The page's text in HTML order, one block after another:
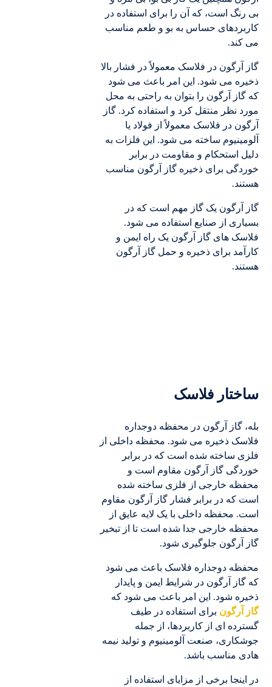
بی رنگ است، که آن را برای استفاده در
کاربردهای حساس به بو و طعم مناسب
می کند.
گاز آرگون در فلاسک معمولاً در فشار بالا
ذخیره می شود. این امر باعث می شود
که گاز آرگون را بتوان به راحتی به محل
مورد نظر منتقل کرد و استفاده کرد. گاز
آرگون در فلاسک معمولاً از فولاد یا
آلومینیوم ساخته می شود. این فلزات به
دلیل استحکام و مقاومت در برابر
خوردگی برای ذخیره گاز آرگون مناسب
هستند.
گاز آرگون یک گاز مهم است که در
بسیاری از صنایع استفاده می شود.
فلاسک های گاز آرگون یک راه ایمن و
کارآمد برای ذخیره و حمل گاز آرگون
هستند.
ساختار فلاسک
بله، گاز آرگون در محفظه دوجداره
فلاسک ذخیره می شود. محفظه داخلی از
فلزی ساخته شده است که در برابر
خوردگی گاز آرگون مقاوم است و
محفظه خارجی از فلزی ساخته شده
است که در برابر فشار گاز آرگون مقاوم
است. محفظه داخلی با یک لایه عایق از
محفظه خارجی جدا شده است تا از تبخیر
گاز آرگون جلوگیری شود.
محفظه دوجداره فلاسک باعث می شود
که گاز آرگون در شرایط ایمن و پایدار
ذخیره شود. این امر باعث می شود که
گاز آرگون برای استفاده در طیف
گسترده ای از کاربردها، از جمله
جوشکاری، صنعت آلومینیوم و تولید نیمه
هادی مناسب باشد.
در اینجا برخی از مزایای استفاده از